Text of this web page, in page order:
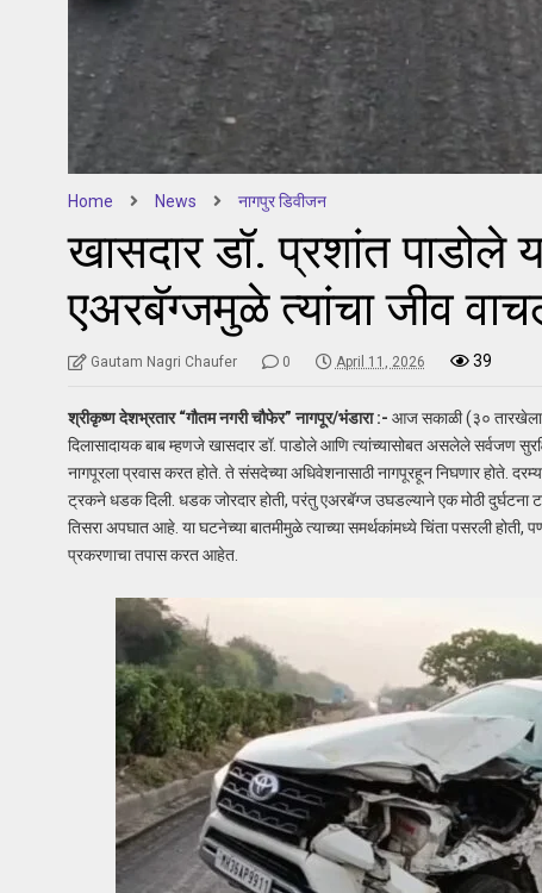
Home News नागपुर डिवीजन
खासदार डॉ. प्रशांत पाडोले
एअरबॅग्जमुळे त्यांचा जीव
Gautam Nagri Chaufer 0 April 11, 2026 39
श्रीकृष्ण देशभ्रतार “गौतम नगरी चौफेर” नागपूर/भंडारा :- आज सकाळी (३० तारखेला)
दिलासादायक बाब म्हणजे खासदार डॉ. पाडोले आणि त्यांच्यासोबत असलेले सर्वजण
नागपूरला प्रवास करत होते. ते संसदेच्या अधिवेशनासाठी नागपूरहून निघणार होते.
ट्रकने धडक दिली. धडक जोरदार होती, परंतु एअरबॅग्ज उघडल्याने एक मोठी दुर्घटना
तिसरा अपघात आहे. या घटनेच्या बातमीमुळे त्याच्या समर्थकांमध्ये चिंता पसरली होती,
प्रकरणाचा तपास करत आहेत.